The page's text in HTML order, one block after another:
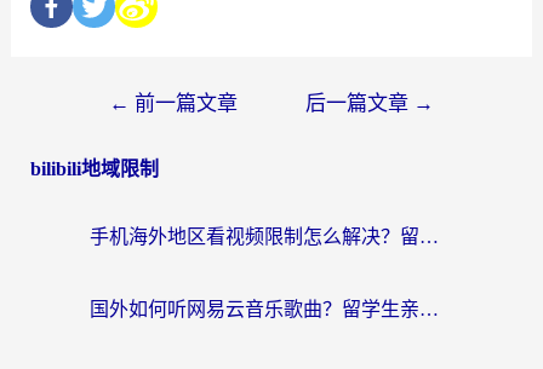
← 前一篇文章 后一篇文章 →
bilibili地域限制
手机海外地区看视频限制怎么解决？留学生亲测有效的回国加速器指南
国外如何听网易云音乐歌曲？留学生亲测有效的回国加速方案